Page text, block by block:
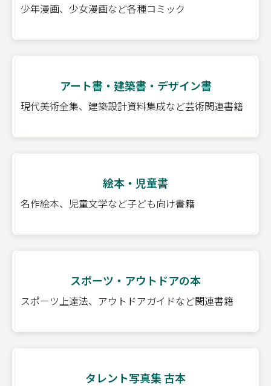
少年漫画、少女漫画など各種コミック
アート書・建築書・デザイン書
現代美術全集、建築設計資料集成など芸術関連書籍
絵本・児童書
名作絵本、児童文学など子ども向け書籍
スポーツ・アウトドアの本
スポーツ上達法、アウトドアガイドなど関連書籍
タレント写真集 古本